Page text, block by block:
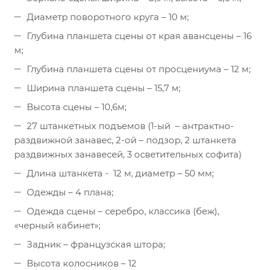
Диаметр поворотного круга – 10 м;
Глубина планшета сцены от края авансцены – 16
м;
Глубина планшета сцены от просцениума – 12 м;
Ширина планшета сцены – 15,7 м;
Высота сцены – 10,6м;
27 штанкетных подъемов (1-ый – антрактно-
раздвижной занавес, 2-ой – подзор, 2 штанкета
раздвижных занавесей, 3 осветительных софита)
Длина штанкета - 12 м, диаметр – 50 мм;
Одежды – 4 плана;
Одежда сцены – серебро, классика (беж),
«черный кабинет»;
Задник – французская штора;
Высота колосников – 12